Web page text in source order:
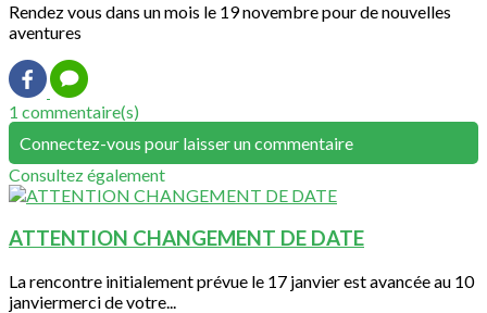
Rendez vous dans un mois le 19 novembre pour de nouvelles
aventures
1 commentaire(s)
Connectez-vous pour laisser un commentaire
Consultez également
ATTENTION CHANGEMENT DE DATE
La rencontre initialement prévue le 17 janvier est avancée au 10
janviermerci de votre...